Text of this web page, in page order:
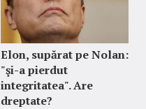
Elon, supărat pe Nolan:
"şi-a pierdut
integritatea". Are
dreptate?